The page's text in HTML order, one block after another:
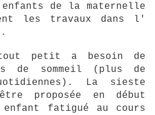
de la maternelle
les travaux dans l'
petit a besoin de
de sommeil (plus de
La sieste
proposée en début
enfant fatigué au cours